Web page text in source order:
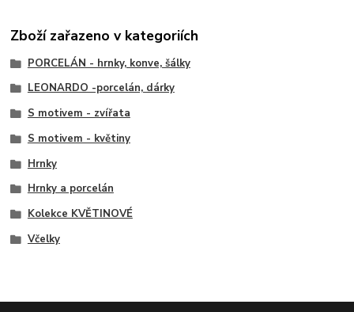
Zboží zařazeno v kategoriích
PORCELÁN - hrnky, konve, šálky
LEONARDO -porcelán, dárky
S motivem - zvířata
S motivem - květiny
Hrnky
Hrnky a porcelán
Kolekce KVĚTINOVÉ
Včelky